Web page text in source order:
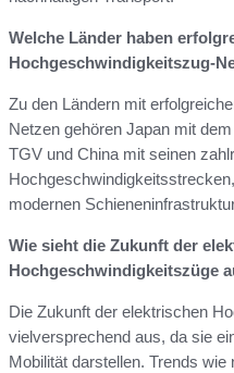
Welche Länder haben
Hochgeschwindigkeitszug-
Zu den Ländern mit
Netzen gehören Japan mit
TGV und China mit seinen
modernen
Wie sieht die Zukunft der
Hochgeschwindigkeitszüge
Die Zukunft der elektrischen
vielversprechend aus, da sie
Mobilität darstellen. Trends